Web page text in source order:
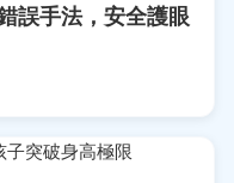
誤手法，安全護眼